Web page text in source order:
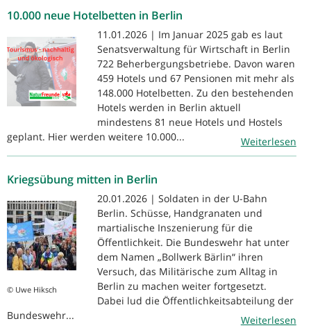
10.000 neue Hotelbetten in Berlin
11.01.2026 | Im Januar 2025 gab es laut
Senatsverwaltung für Wirtschaft in Berlin
722 Beherbergungsbetriebe. Davon waren
459 Hotels und 67 Pensionen mit mehr als
148.000 Hotelbetten. Zu den bestehenden
Hotels werden in Berlin aktuell
mindestens 81 neue Hotels und Hostels
geplant. Hier werden weitere 10.000...
Weiterlesen
Kriegsübung mitten in Berlin
© Uwe Hiksch
20.01.2026 | Soldaten in der U-Bahn
Berlin. Schüsse, Handgranaten und
martialische Inszenierung für die
Öffentlichkeit. Die Bundeswehr hat unter
dem Namen „Bollwerk Bärlin“ ihren
Versuch, das Militärische zum Alltag in
Berlin zu machen weiter fortgesetzt.
Dabei lud die Öffentlichkeitsabteilung der
Bundeswehr...
Weiterlesen